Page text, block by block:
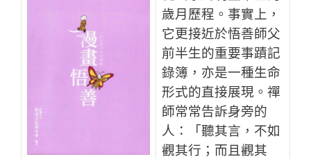
歲月歷程。事實上，
它更接近於悟善師父
前半生的重要事蹟記
錄簿，亦是一種生命
形式的直接展現。禪
師常常告訴身旁的
人：「聽其言，不如
觀其行；而且觀其